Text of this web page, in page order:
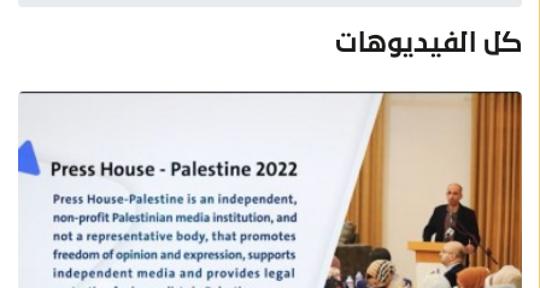
كل الفيديوهات